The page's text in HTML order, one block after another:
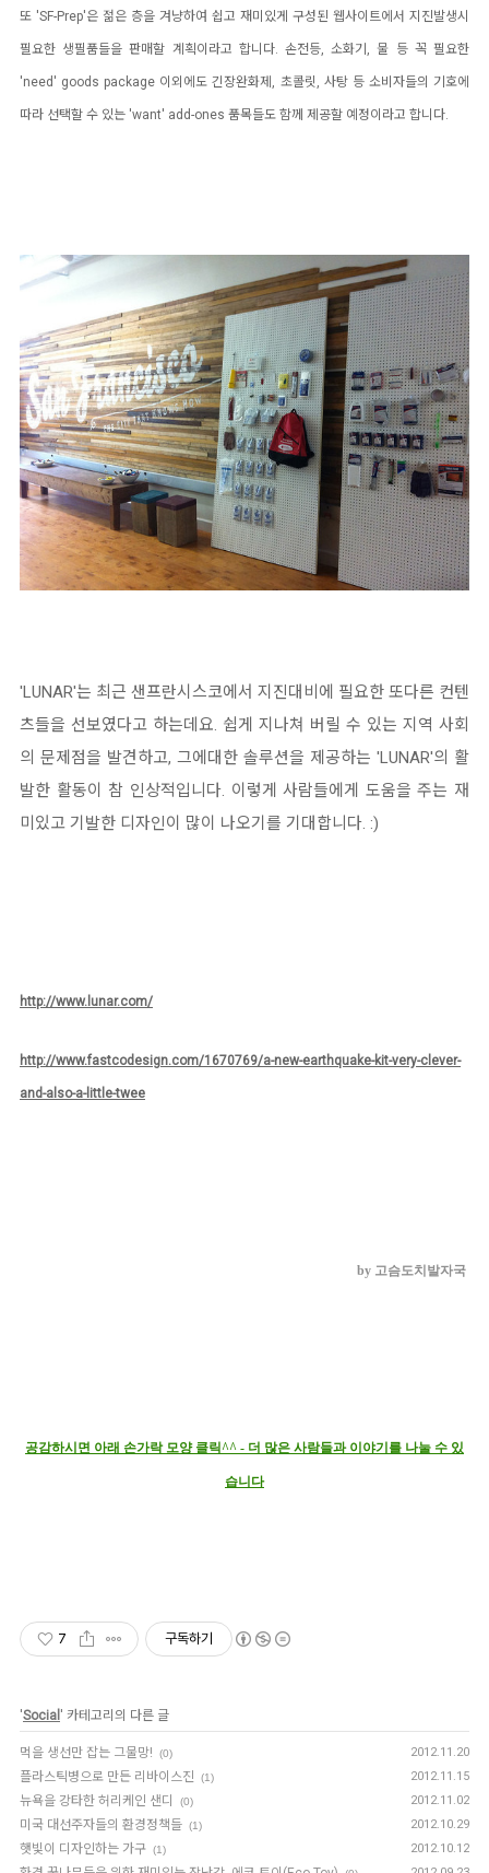
또 'SF-Prep'은 젊은 층을 겨냥하여 쉽고 재미있게 구성된 웹사이트에서 지진발생시
필요한 생필품들을 판매할 계획이라고 합니다. 손전등, 소화기, 물 등 꼭 필요한
'need' goods package 이외에도 긴장완화제, 초콜릿, 사탕 등 소비자들의 기호에
따라 선택할 수 있는 'want' add-ones 품목들도 함께 제공할 예정이라고 합니다.
'LUNAR'는 최근 샌프란시스코에서 지진대비에 필요한 또다른 컨텐
츠들을 선보였다고 하는데요. 쉽게 지나쳐 버릴 수 있는 지역 사회
의 문제점을 발견하고, 그에대한 솔루션을 제공하는 'LUNAR'의 활
발한 활동이 참 인상적입니다. 이렇게 사람들에게 도움을 주는 재
미있고 기발한 디자인이 많이 나오기를 기대합니다. :)
http://www.lunar.com/
http://www.fastcodesign.com/1670769/a-new-earthquake-kit-very-clever-
and-also-a-little-twee
by 고슴도치발자국
공감하시면 아래 손가락 모양 클릭^^ - 더 많은 사람들과 이야기를 나눌 수 있
습니다
7 구독하기
'Social ' 카테고리의 다른 글
먹을 생선만 잡는 그물망! (0) 2012.11.20
플라스틱병으로 만든 리바이스진 (1) 2012.11.15
뉴욕을 강타한 허리케인 샌디 (0) 2012.11.02
미국 대선주자들의 환경정책들 (1) 2012.10.29
햇빛이 디자인하는 가구 (1) 2012.10.12